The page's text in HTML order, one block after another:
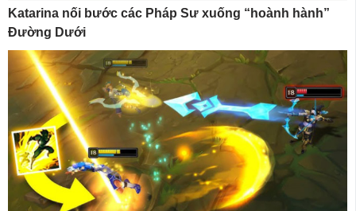
Katarina nối bước các Pháp Sư xuống “hoành hành”
Đường Dưới